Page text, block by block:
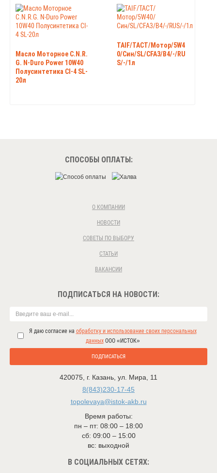
Масло Моторное C.N.R.
G. N-Duro Power 10W40
Полусинтетика CI-4 SL-
20л
TAIF/TACT/Мотор/5W4
0/Син/SL/CFA3/B4/-/RU
S/-/1л
СПОСОБЫ ОПЛАТЫ:
О КОМПАНИИ
НОВОСТИ
СОВЕТЫ ПО ВЫБОРУ
СТАТЬИ
ВАКАНСИИ
ПОДПИСАТЬСЯ НА НОВОСТИ:
Я даю согласие на обработку и использование своих персональных
данныхООО «ИСТОК»
ПОДПИСАТЬСЯ
420075 г. Казань ул. Мира, 11
8(843)230-17-45
topolevaya@istok-akb.ru
Время работы:
пн – пт: 08:00 – 18:00
сб: 09:00 – 15:00
вс: выходной
В СОЦИАЛЬНЫХ СЕТЯХ: